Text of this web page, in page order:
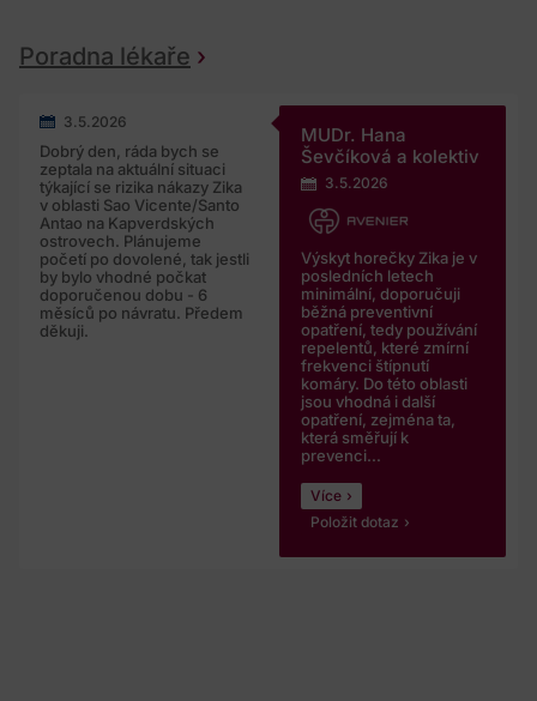
Poradna lékaře
3.5.2026
Dobrý den, ráda bych se
zeptala na aktuální situaci
týkající se rizika nákazy Zika
v oblasti Sao Vicente/Santo
Antao na Kapverdských
ostrovech. Plánujeme
početí po dovolené, tak jestli
by bylo vhodné počkat
doporučenou dobu - 6
měsíců po návratu. Předem
děkuji.
MUDr. Hana
Ševčíková a kolektiv
3.5.2026
Výskyt horečky Zika je v
posledních letech
minimální, doporučuji
běžná preventivní
opatření, tedy používání
repelentů, které zmírní
frekvenci štípnutí
komáry. Do této oblasti
jsou vhodná i další
opatření, zejména ta,
která směřují k
prevenci...
Více
Položit dotaz